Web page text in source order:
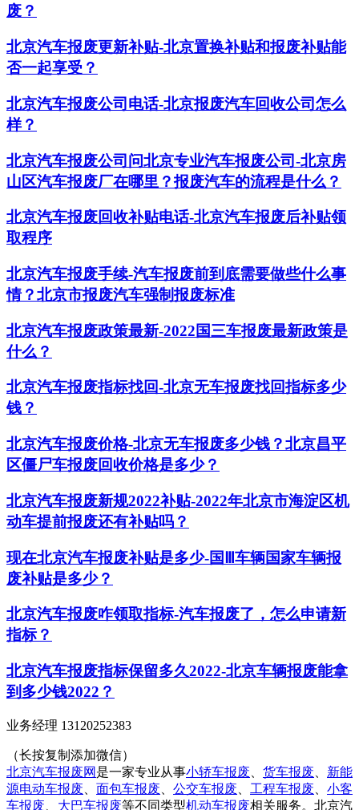
废？
北京汽车报废更新补贴-北京置换补贴和报废补贴能
否一起享受？
北京汽车报废公司电话-北京报废汽车回收公司怎么
样？
北京汽车报废公司问北京专业汽车报废公司-北京房
山区汽车报废厂在哪里？报废汽车的流程是什么？
北京汽车报废回收补贴电话-北京汽车报废后补贴领
取程序
北京汽车报废手续-汽车报废前到底需要做些什么事
情？北京市报废汽车强制报废标准
北京汽车报废政策最新-2022国三车报废最新政策是
什么？
北京汽车报废指标找回-北京无车报废找回指标多少
钱？
北京汽车报废价格-北京无车报废多少钱？北京昌平
区僵尸车报废回收价格是多少？
北京汽车报废新规2022补贴-2022年北京市海淀区机
动车提前报废还有补贴吗？
现在北京汽车报废补贴是多少-国Ⅲ车辆国家车辆报
废补贴是多少？
北京汽车报废咋领取指标-汽车报废了，怎么申请新
指标？
北京汽车报废指标保留多久2022-北京车辆报废能拿
到多少钱2022？
业务经理 13120252383
（长按复制添加微信）
北京汽车报废网 是一家专业从事小轿车报废 货车报废
新能
源电动车报废
面包车报废 公交车报废 工程车报废
小客
车报废
大巴车报废等不同类型机动车报废相关服务。北京汽